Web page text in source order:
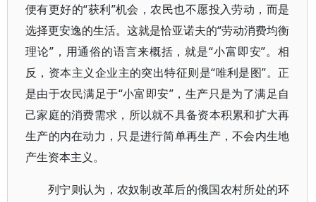
便有更好的“获利”机会，农民也不愿投入劳动，而是
选择更安逸的生活。这就是恰亚诺夫的“劳动消费均衡
理论”，用通俗的语言来概括，就是“小富即安”。相
反，资本主义企业主的突出特征则是“唯利是图”。正
是由于农民满足于“小富即安”，生产只是为了满足自
己家庭的消费需求，所以就不具备资本积累和扩大再
生产的内在动力，只是进行简单再生产，不会内生地
产生资本主义。
列宁则认为，农奴制改革后的俄国农村所处的环